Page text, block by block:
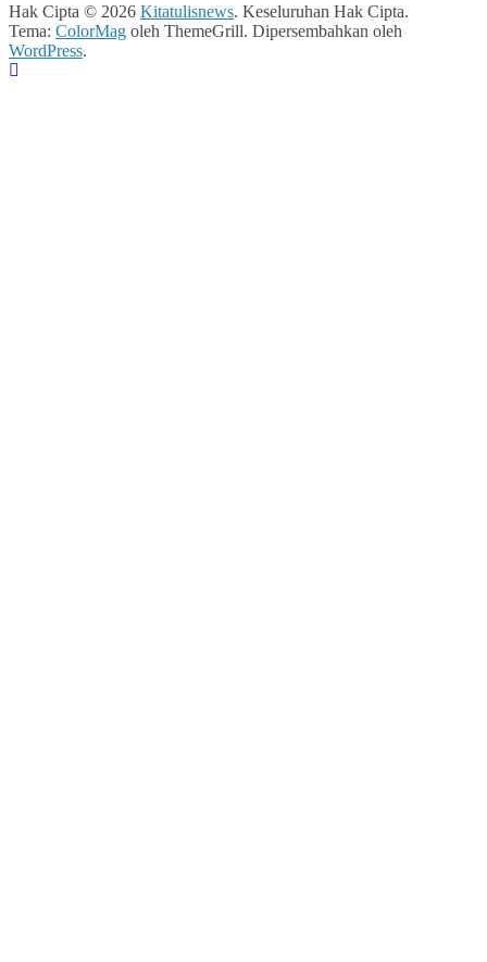
Hak Cipta © 2026 Kitatulisnews. Keseluruhan Hak Cipta.
Tema: ColorMag oleh ThemeGrill. Dipersembahkan oleh
WordPress.